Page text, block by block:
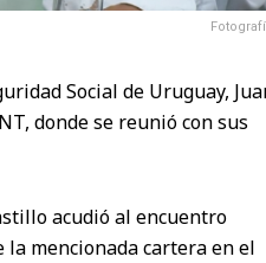
Social de Uruguay,
donde se reunió con sus
acudió al encuentro
mencionada cartera en el